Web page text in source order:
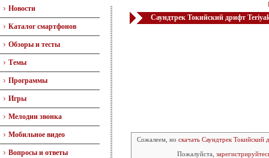
Новости
Каталог смартфонов
Обзоры и тесты
Темы
Программы
Игры
Мелодии звонка
Мобильное видео
Вопросы и ответы
Саундтрек Токийский дрифт
Сожалеем, но скачать Саундтрек
Пожалуйста,